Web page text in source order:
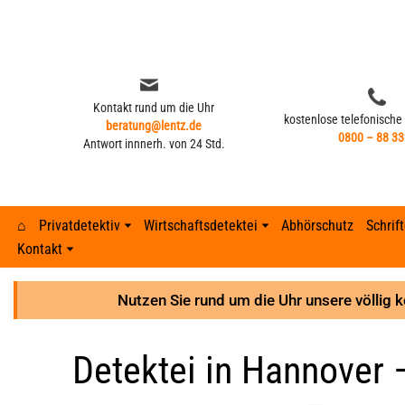
Kontakt rund um die Uhr
beratung@lentz.de
Antwort innnerh. von 24 Std.
kostenlose
0800 – 88
beratung@lentz.de
Antwort innnerh. von 24 Std.
0800 – 88
⌂ Privatdetektiv
Typisches Verhalten nach Fremdgehen –
8 Anzeichen
Gerichtsurteile
GPS-Überwachung und Ortung
Detektei
Wirtschaftsdetektei
GPS-Überwachung und Ortung
GPS-Tracker finden
Abhörschutz
Kontakt
Nutzen Sie rund um die Uhr unsere
Detektei in